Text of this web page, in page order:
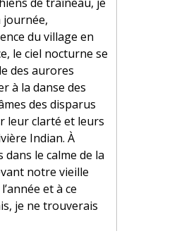
journée,
du village en
le ciel nocturne se
des aurores
à la danse des
des disparus
leur clarté et leurs
Indian. À
dans le calme de la
notre vieille
et à ce
je ne trouverais